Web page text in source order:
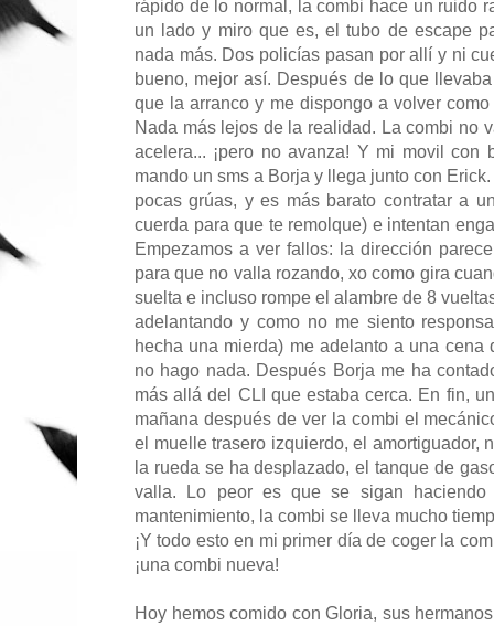
rápido de lo normal, la combi hace un ruido
un lado y miro que es, el tubo de escape
nada más. Dos policías pasan por allí y ni
bueno, mejor así. Después de lo que
que la arranco y me dispongo a volver
Nada más lejos de la realidad. La combi no
acelera... ¡pero no avanza! Y mi movil con
mando un sms a Borja y llega junto con
pocas grúas, y es más barato contratar a
cuerda para que te remolque) e intentan
Empezamos a ver fallos: la dirección
para que no valla rozando, xo como gira
suelta e incluso rompe el alambre de 8
adelantando y como no me siento
hecha una mierda) me adelanto a una
no hago nada. Después Borja me ha
más allá del CLI que estaba cerca. En fin,
mañana después de ver la combi el
el muelle trasero izquierdo, el amortiguador,
la rueda se ha desplazado, el tanque de
valla. Lo peor es que se sigan haciendo
mantenimiento, la combi se lleva mucho
¡Y todo esto en mi primer día de coger la
¡una combi nueva!
Hoy hemos comido con Gloria, sus